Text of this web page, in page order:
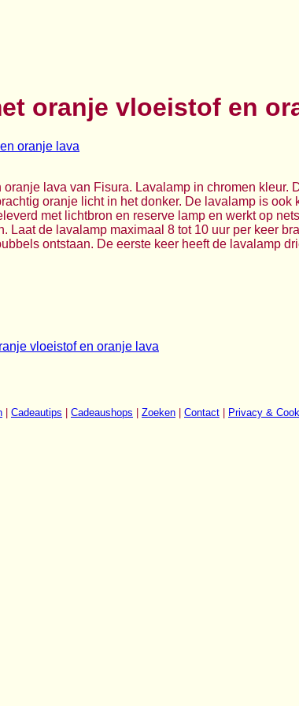
oranje vloeistof en
lava van Fisura. Lavalamp in chromen kleur.
oranje licht in het donker. De lavalamp is ook
met lichtbron en reserve lamp en werkt op
Laat de lavalamp maximaal 8 tot 10 uur per keer
ontstaan. De eerste keer heeft de lavalamp
vloeistof en oranje lava
Cadeautips Cadeaushops Zoeken Contact Privacy &